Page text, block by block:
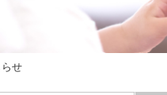
せ